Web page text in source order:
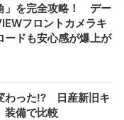
」を完全攻略！ デー
フロントカメラキ
ードも安心感が爆上が
わった!? 日産新旧キ
装備で比較